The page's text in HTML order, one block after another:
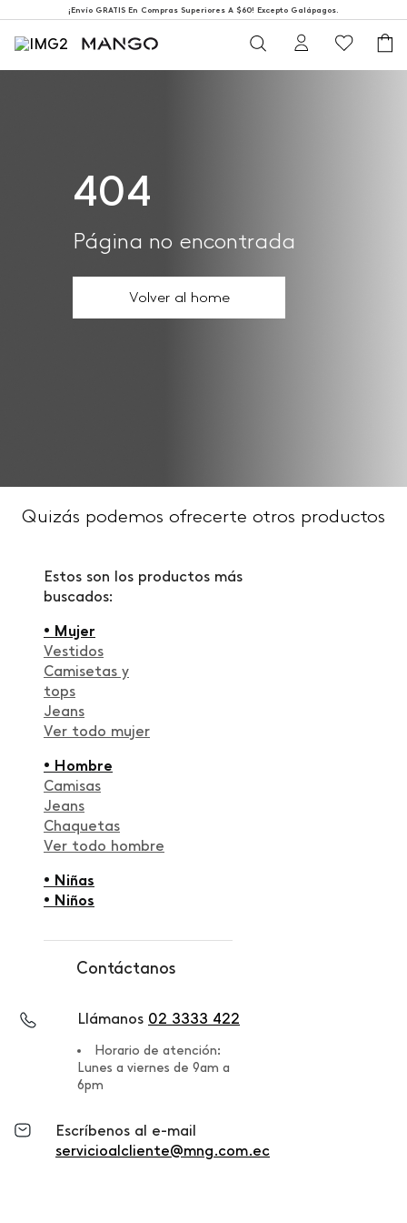
¡Envío GRATIS En Compras Superiores A $60! Excepto Galápagos.
404
Página no encontrada
Volver al home
Quizás podemos ofrecerte otros productos
Estos son los productos más
buscados:
• Mujer
Vestidos
Camisetas y
tops
Jeans
Ver todo mujer
• Hombre
Camisas
Jeans
Chaquetas
Ver todo hombre
• Niñas
• Niños
Contáctanos
Llámanos 02 3333 422
Horario de atención:
Lunes a viernes de 9am a
6pm
Escríbenos al e-mail
servicioalcliente@mng.com.ec